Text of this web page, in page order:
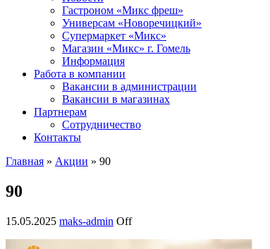
Гастроном «Микс фреш»
Универсам «Новоречицкий»
Супермаркет «Микс»
Магазин «Микс» г. Гомель
Информация
Работа в компании
Вакансии в администрации
Вакансии в магазинах
Партнерам
Сотрудничество
Контакты
Главная » Акции » 90
90
15.05.2025 maks-admin Off